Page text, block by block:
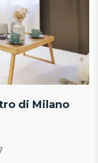
di Milano